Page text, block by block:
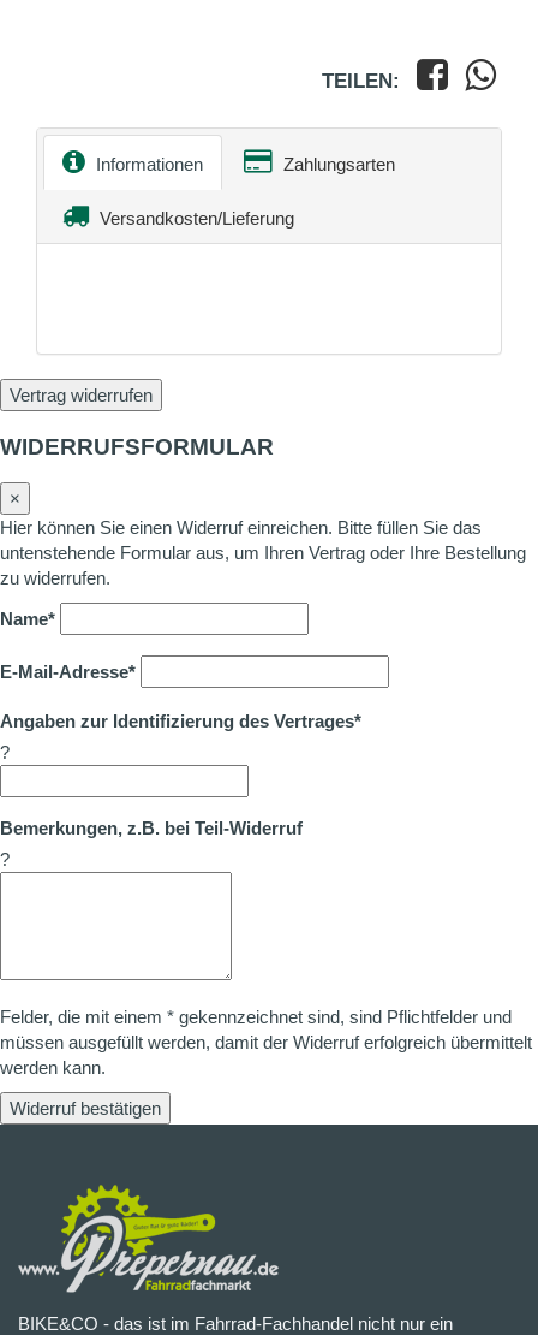
TEILEN:
Informationen Zahlungsarten
Versandkosten/Lieferung
Vertrag widerrufen
WIDERRUFSFORMULAR
×
Hier können Sie einen Widerruf einreichen. Bitte füllen Sie das
untenstehende Formular aus, um Ihren Vertrag oder Ihre Bestellung
zu widerrufen.
Name*
E-Mail-Adresse*
Angaben zur Identifizierung des Vertrages*
?
Bemerkungen, z.B. bei Teil-Widerruf
?
Felder, die mit einem * gekennzeichnet sind, sind Pflichtfelder und
müssen ausgefüllt werden, damit der Widerruf erfolgreich übermittelt
werden kann.
Widerruf bestätigen
BIKE&CO - das ist im Fahrrad-Fachhandel nicht nur ein